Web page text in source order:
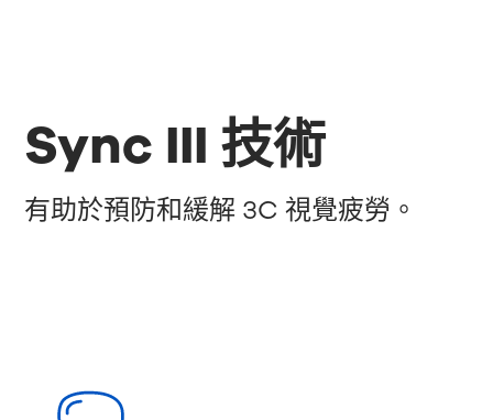
Sync III 技術
有助於預防和緩解 3C 視覺疲勞。